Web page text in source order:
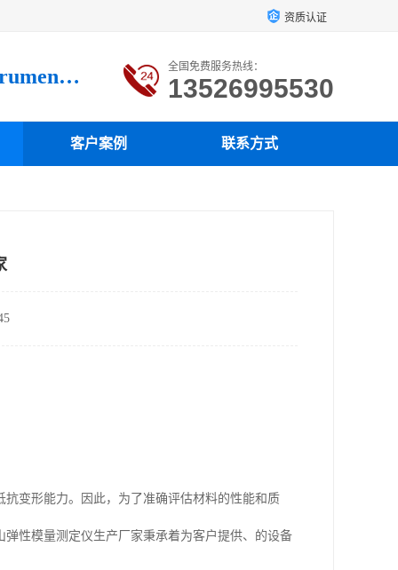
资质认证
Luoyang loysonic Testing instrument co., LTD 全国免费服务热线：
13526995530
客户案例 联系方式
变形能力。因此，为了准确评估材料的性能和质
性模量测定仪生产厂家秉承着为客户提供、的设备